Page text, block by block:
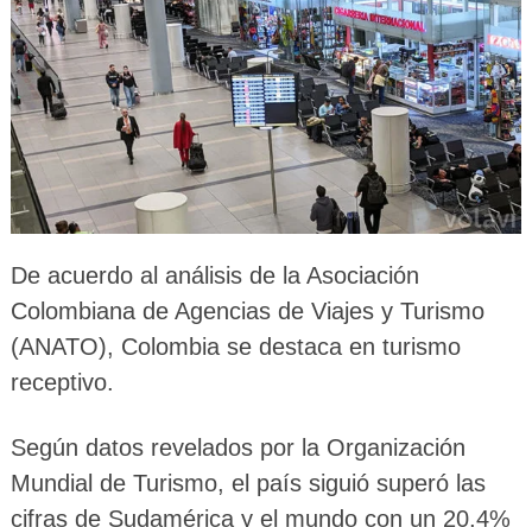
De acuerdo al análisis de la Asociación
Colombiana de Agencias de Viajes y Turismo
(ANATO), Colombia se destaca en turismo
receptivo.
Según datos revelados por la Organización
Mundial de Turismo, el país siguió superó las
cifras de Sudamérica y el mundo con un 20,4%